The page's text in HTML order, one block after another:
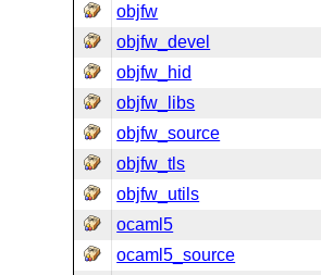
objfw
objfw_devel
objfw_hid
objfw_libs
objfw_source
objfw_tls
objfw_utils
ocaml5
ocaml5_source